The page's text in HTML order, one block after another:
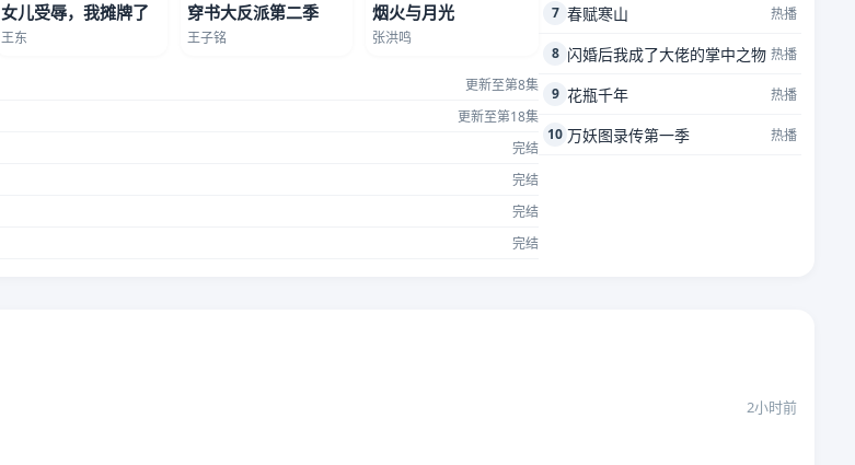
女儿受辱，我摊牌了
王东
穿书大反派第二季
王子铭
烟火与月光
张洪鸣
更新至第8集
更新至第18集
完结
完结
完结
完结
7 春赋寒山 热播
8 闪婚后我成了大佬的掌中之物 热播
9 花瓶千年 热播
10 万妖图录传第一季 热播
2小时前